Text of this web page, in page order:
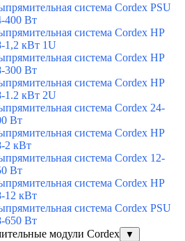
система Cordex PSU
400 Вт
система Cordex HP
1,2 кВт 1U
система Cordex HP
300 Вт
система Cordex HP
1.2 кВт 2U
система Cordex 24-
Вт
система Cordex HP
2 кВт
система Cordex 12-
Вт
система Cordex HP
12 кВт
система Cordex PSU
650 Вт
модули Cordex
▼